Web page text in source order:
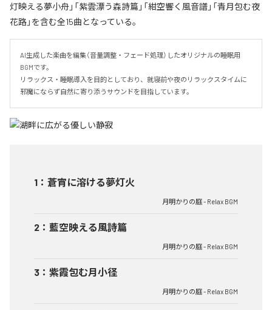
灯映える夢小舟」「紫雲漂う森詩篇」「紺空響く風音譜」「青月包む夜
花路」を含む全15曲となっている。
AI生成した楽曲を編集（音量調整・フェード処理）したオリジナルの睡眠用
BGMです。
リラックス・睡眠導入を目的としており、就寝前や夜のリラックスタイムに
邪魔にならず自然に寄り添うサウンドを目指しています。
1 ： 蒼宵に溶ける夢灯火
月明かりの庭 - Relax BGM
2 ： 藍空映える風詩篇
月明かりの庭 - Relax BGM
3 ： 紫霞包む月小径
月明かりの庭 - Relax BGM